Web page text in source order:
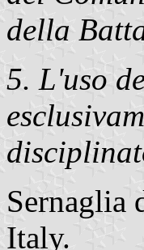
della
5. L'uso
Sernaglia
Italy.